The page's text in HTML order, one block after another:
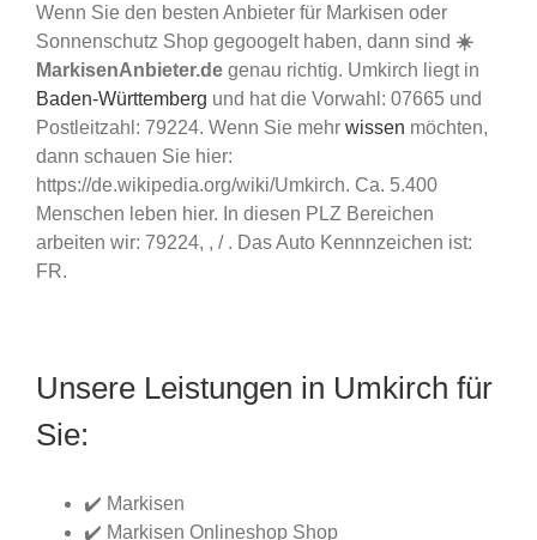
Wenn Sie den besten Anbieter für Markisen oder
Sonnenschutz Shop gegoogelt haben, dann sind ☀️
MarkisenAnbieter.de genau richtig. Umkirch liegt in
Baden-Württemberg und hat die Vorwahl: 07665 und
Postleitzahl: 79224. Wenn Sie mehr wissen möchten,
dann schauen Sie hier:
https://de.wikipedia.org/wiki/Umkirch. Ca. 5.400
Menschen leben hier. In diesen PLZ Bereichen
arbeiten wir: 79224, , / . Das Auto Kennnzeichen ist:
FR.
Unsere Leistungen in Umkirch für
Sie:
✔️ Markisen
✔️ Markisen Onlineshop Shop